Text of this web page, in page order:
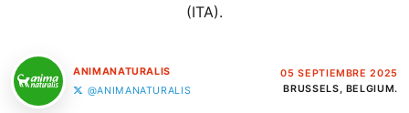
(ITA).
ANIMANATURALIS
@ANIMANATURALIS
05 SEPTIEMBRE 2025
BRUSSELS, BELGIUM.